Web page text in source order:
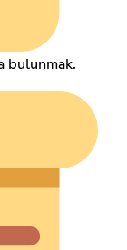
bulunmak.